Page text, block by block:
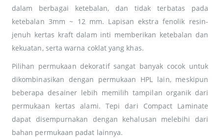
dalam berbagai ketebalan, dan tidak terbatas pada
ketebalan 3mm ~ 12 mm. Lapisan ekstra fenolik resin-
jenuh kertas kraft dalam inti memberikan ketebalan dan
kekuatan, serta warna coklat yang khas.
Pilihan permukaan dekoratif sangat banyak cocok untuk
dikombinasikan dengan permukaan HPL lain, meskipun
beberapa desainer lebih memilih tampilan organik dari
permukaan kertas alami. Tepi dari Compact Laminate
dapat disempurnakan dengan kehalusan melebihi dari
bahan permukaan padat lainnya.